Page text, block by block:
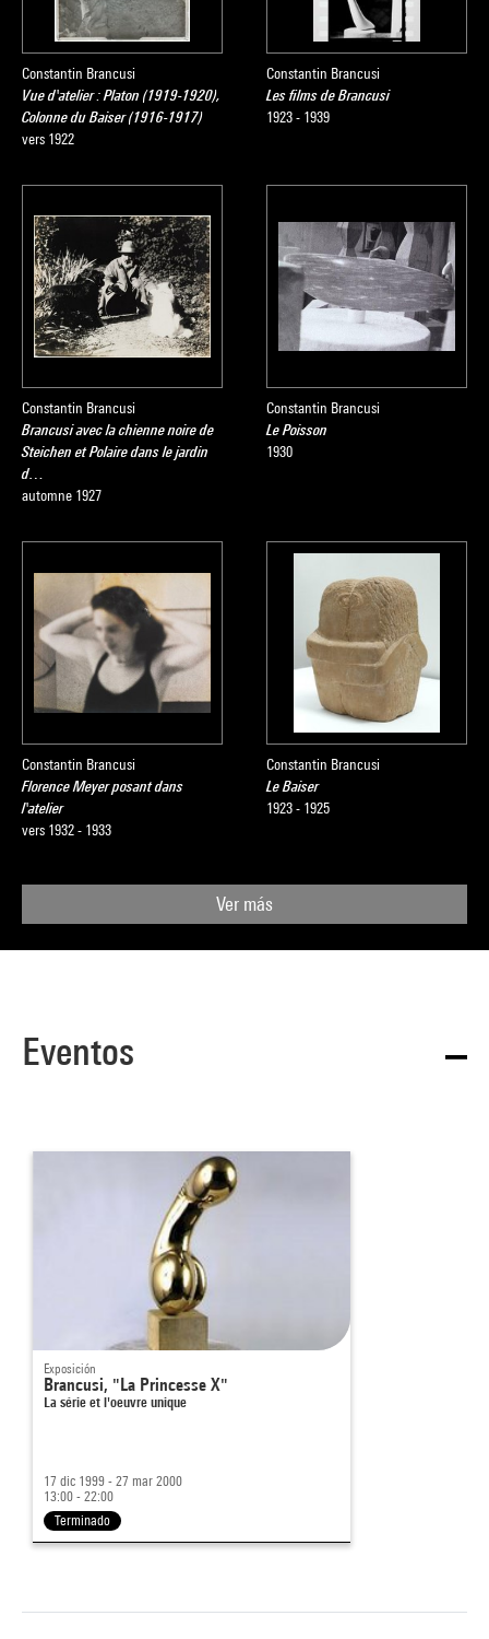
Constantin Brancusi
Vue d'atelier : Platon (1919-1920),
Colonne du Baiser (1916-1917)
vers 1922
Constantin Brancusi
Les films de Brancusi
1923 - 1939
Constantin Brancusi
Brancusi avec la chienne noire de
Steichen et Polaire dans le jardin
d…
automne 1927
Constantin Brancusi
Le Poisson
1930
Constantin Brancusi
Florence Meyer posant dans
l'atelier
vers 1932 - 1933
Constantin Brancusi
Le Baiser
1923 - 1925
Ver más
Eventos
Exposición
Brancusi, "La Princesse X"
La série et l'oeuvre unique
17 dic 1999 - 27 mar 2000
13:00 - 22:00
Terminado